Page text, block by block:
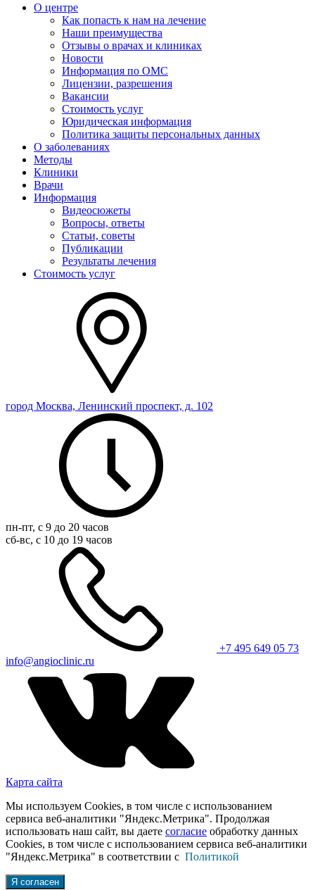
О центре
Как попасть к нам на лечение
Наши преимущества
Отзывы о врачах и клиниках
Новости
Информация по ОМС
Лицензии, разрешения
Вакансии
Стоимость услуг
Юридическая информация
Политика защиты персональных данных
О заболеваниях
Методы
Клиники
Врачи
Информация
Видеосюжеты
Вопросы, ответы
Статьи, советы
Публикации
Результаты лечения
Стоимость услуг
город Москва, Ленинский проспект, д. 102
пн-пт, с 9 до 20 часов
сб-вс, с 10 до 19 часов
+7 495 649 05 73
info@angioclinic.ru
Карта сайта
Мы используем Cookies, в том числе с использованием
сервиса веб-аналитики "Яндекс.Метрика". Продолжая
использовать наш сайт, вы даете согласие обработку данных
Cookies, в том числе с использованием сервиса веб-аналитики
"Яндекс.Метрика" в соответствии с Политикой
Я согласен